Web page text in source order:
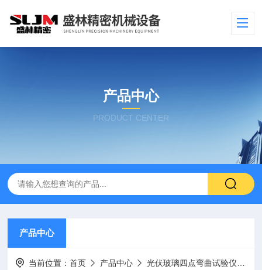
产品中心
PRODUCT CENTER
产品中心
当前位置：首页 产品中心 光伏玻璃四点弯曲试验仪器